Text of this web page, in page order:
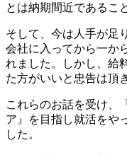
とは納期間近であるこ
そして、今は人手が足
会社に入ってから一か
れました。しかし、給
た方がいいと忠告は頂
これらのお話を受け、
ア』を目指し就活をや
した。